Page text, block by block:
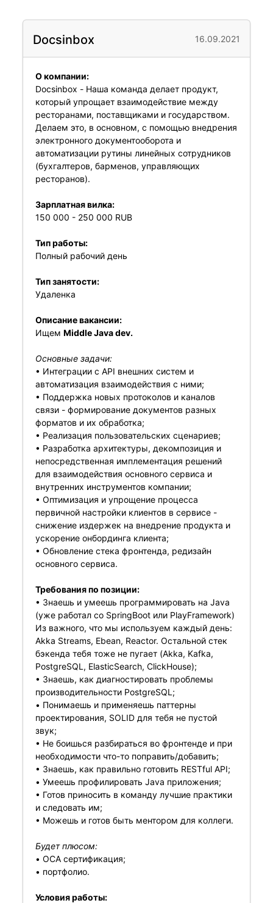
Docsinbox 16.09.2021
О компании:
Docsinbox - Наша команда делает продукт,
который упрощает взаимодействие между
ресторанами, поставщиками и государством.
Делаем это, в основном, с помощью внедрения
электронного документооборота и
автоматизации рутины линейных сотрудников
(бухгалтеров, барменов, управляющих
ресторанов).
Зарплатная вилка:
150 000 - 250 000 RUB
Тип работы:
Полный рабочий день
Тип занятости:
Удаленка
Описание вакансии:
Ищем Middle Java dev.
Основные задачи:
• Интеграции с API внешних систем и
автоматизация взаимодействия с ними;
• Поддержка новых протоколов и каналов
связи - формирование документов разных
форматов и их обработка;
• Реализация пользовательских сценариев;
• Разработка архитектуры, декомпозиция и
непосредственная имплементация решений
для взаимодействия основного сервиса и
внутренних инструментов компании;
• Оптимизация и упрощение процесса
первичной настройки клиентов в сервисе -
снижение издержек на внедрение продукта и
ускорение онбординга клиента;
• Обновление стека фронтенда, редизайн
основного сервиса.
Требования по позиции:
• Знаешь и умеешь программировать на Java
(уже работал со SpringBoot или PlayFramework)
Из важного, что мы используем каждый день:
Akka Streams, Ebean, Reactor. Остальной стек
бэкенда тебя тоже не пугает (Akka, Kafka,
PostgreSQL, ElasticSearch, ClickHouse);
• Знаешь, как диагностировать проблемы
производительности PostgreSQL;
• Понимаешь и применяешь паттерны
проектирования, SOLID для тебя не пустой
звук;
• Не боишься разбираться во фронтенде и при
необходимости что-то поправить/добавить;
• Знаешь, как правильно готовить RESTful API;
• Умеешь профилировать Java приложения;
• Готов приносить в команду лучшие практики
и следовать им;
• Можешь и готов быть ментором для коллеги.
Будет плюсом:
• OCA сертификация;
• портфолио.
Условия работы: